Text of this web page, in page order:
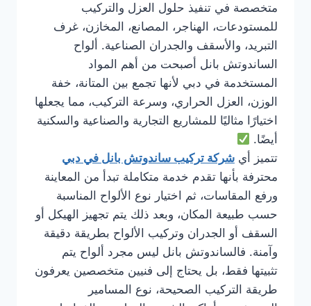
متخصصة في تنفيذ حلول العزل والتركيب
للمستودعات، الهناجر، المصانع، المخازن، غرف
التبريد، والأسقف والجدران الصناعية. ألواح
الساندوتش بانل أصبحت من أهم المواد
المستخدمة في دبي لأنها تجمع بين المتانة، خفة
الوزن، العزل الحراري، وسرعة التركيب، مما يجعلها
اختيارًا مثاليًا للمشاريع التجارية والصناعية والسكنية
أيضًا.
تتميز أي شركة تركيب ساندوتش بانل في دبي
محترفة بأنها تقدم خدمة متكاملة تبدأ من المعاينة
ورفع المقاسات، ثم اختيار نوع الألواح المناسبة
حسب طبيعة المكان، وبعد ذلك يتم تجهيز الهيكل أو
السقف أو الجدران وتركيب الألواح بطريقة دقيقة
وآمنة. فالساندوتش بانل ليس مجرد ألواح يتم
تثبيتها فقط، بل يحتاج إلى فنيين متخصصين يعرفون
طريقة التركيب الصحيحة، نوع المسامير